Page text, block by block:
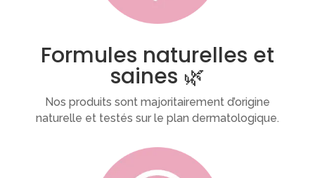
Formules naturelles et
saines 🌿
Nos produits sont majoritairement d’origine
naturelle et testés sur le plan dermatologique.